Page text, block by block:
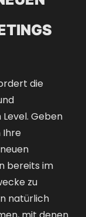
die
Geben
Ihre
bereits im
zu
natürlich
mit denen